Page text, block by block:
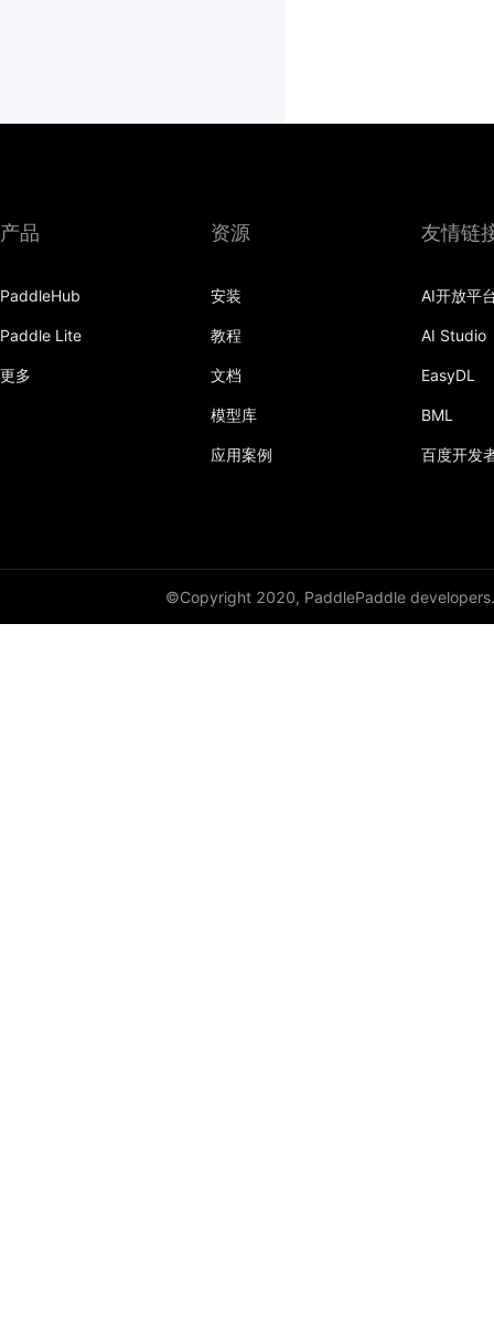
产品
PaddleHub
Paddle Lite
更多
资源
安装
教程
文档
模型库
应用案例
友情链
AI开放平
AI Studio
EasyDL
BML
百度开发
©Copyright 2020, PaddlePaddle developers.